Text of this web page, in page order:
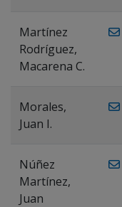
Martínez
Rodríguez,
Macarena C.
Morales,
Juan I.
Núñez
Martínez,
Juan